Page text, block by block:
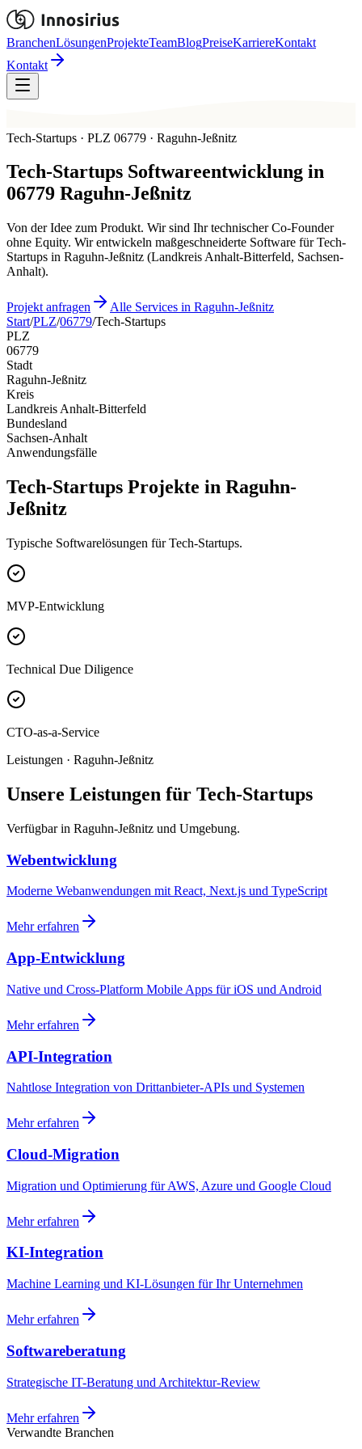
BranchenLösungenProjekteTeamBlogPreiseKarriereKontakt
Kontakt
Tech-Startups · PLZ 06779 · Raguhn-Jeßnitz
Tech-Startups Softwareentwicklung in
06779 Raguhn-Jeßnitz
Von der Idee zum Produkt. Wir sind Ihr technischer Co-Founder
ohne Equity. Wir entwickeln maßgeschneiderte Software für Tech-
Startups in Raguhn-Jeßnitz (Landkreis Anhalt-Bitterfeld, Sachsen-
Anhalt).
Projekt anfragen
Alle Services in Raguhn-Jeßnitz
Start/PLZ/06779/Tech-Startups
PLZ
06779
Stadt
Raguhn-Jeßnitz
Kreis
Landkreis Anhalt-Bitterfeld
Bundesland
Sachsen-Anhalt
Anwendungsfälle
Tech-Startups Projekte in Raguhn-
Jeßnitz
Typische Softwarelösungen für Tech-Startups.
MVP-Entwicklung
Technical Due Diligence
CTO-as-a-Service
Leistungen · Raguhn-Jeßnitz
Unsere Leistungen für Tech-Startups
Verfügbar in Raguhn-Jeßnitz und Umgebung.
Webentwicklung
Moderne Webanwendungen mit React, Next.js und TypeScript
Mehr erfahren
App-Entwicklung
Native und Cross-Platform Mobile Apps für iOS und Android
Mehr erfahren
API-Integration
Nahtlose Integration von Drittanbieter-APIs und Systemen
Mehr erfahren
Cloud-Migration
Migration und Optimierung für AWS, Azure und Google Cloud
Mehr erfahren
KI-Integration
Machine Learning und KI-Lösungen für Ihr Unternehmen
Mehr erfahren
Softwareberatung
Strategische IT-Beratung und Architektur-Review
Mehr erfahren
Verwandte Branchen